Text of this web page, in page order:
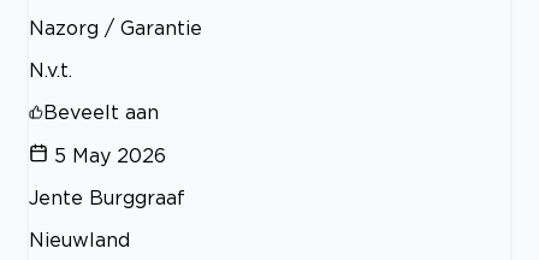
Nazorg / Garantie
N.v.t.
Beveelt aan
5 May 2026
Jente Burggraaf
Nieuwland